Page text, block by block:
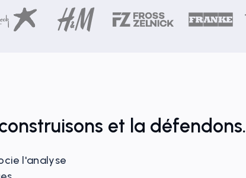
et la défendons.
l'analyse